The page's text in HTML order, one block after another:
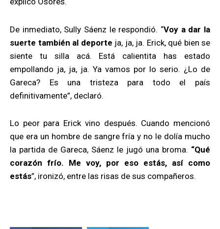
De inmediato, Sully Sáenz le respondió. “Voy a dar la
suerte también al deporte ja, ja, ja. Erick, qué bien se
siente tu silla acá. Está calientita has estado
empollando ja, ja, ja. Ya vamos por lo serio. ¿Lo de
Gareca? Es una tristeza para todo el país
definitivamente”, declaró.
Lo peor para Erick vino después. Cuando mencionó
que era un hombre de sangre fría y no le dolía mucho
la partida de Gareca, Sáenz le jugó una broma. “Qué
corazón frío. Me voy, por eso estás, así como
estás”, ironizó, entre las risas de sus compañeros.